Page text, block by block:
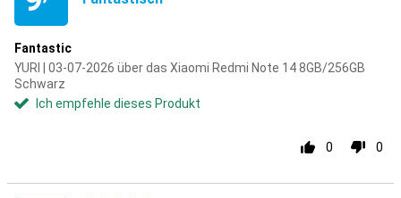
Fantastic
YURI | 03-07-2026 über das Xiaomi Redmi Note 14 8GB/256GB
Schwarz
Ich empfehle dieses Produkt
0 0